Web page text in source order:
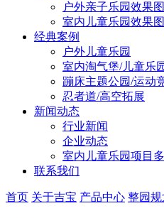
户外亲子乐园效果图
室内儿童乐园效果图
经典案例
户外儿童乐园
室内淘气堡/儿童乐
蹦床主题公园/运动
忍者道/高空拓展
新闻动态
行业新闻
企业动态
室内儿童乐园项目
联系我们
首页 关于吉宝 产品中心 整园